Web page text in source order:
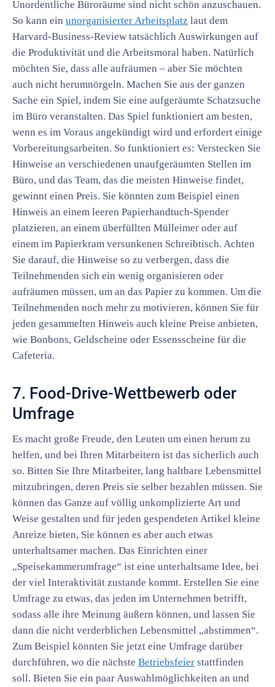
Unordentliche Büroräume sind nicht schön anzuschauen.
So kann ein unorganisierter Arbeitsplatz laut dem
Harvard-Business-Review tatsächlich Auswirkungen auf
die Produktivität und die Arbeitsmoral haben. Natürlich
möchten Sie, dass alle aufräumen – aber Sie möchten
auch nicht herumnörgeln. Machen Sie aus der ganzen
Sache ein Spiel, indem Sie eine aufgeräumte Schatzsuche
im Büro veranstalten. Das Spiel funktioniert am besten,
wenn es im Voraus angekündigt wird und erfordert einige
Vorbereitungsarbeiten. So funktioniert es: Verstecken Sie
Hinweise an verschiedenen unaufgeräumten Stellen im
Büro, und das Team, das die meisten Hinweise findet,
gewinnt einen Preis. Sie könnten zum Beispiel einen
Hinweis an einem leeren Papierhandtuch-Spender
platzieren, an einem überfüllten Mülleimer oder auf
einem im Papierkram versunkenen Schreibtisch. Achten
Sie darauf, die Hinweise so zu verbergen, dass die
Teilnehmenden sich ein wenig organisieren oder
aufräumen müssen, um an das Papier zu kommen. Um die
Teilnehmenden noch mehr zu motivieren, können Sie für
jeden gesammelten Hinweis auch kleine Preise anbieten,
wie Bonbons, Geldscheine oder Essensscheine für die
Cafeteria.
7. Food-Drive-Wettbewerb oder
Umfrage
Es macht große Freude, den Leuten um einen herum zu
helfen, und bei Ihren Mitarbeitern ist das sicherlich auch
so. Bitten Sie Ihre Mitarbeiter, lang haltbare Lebensmittel
mitzubringen, deren Preis sie selber bezahlen müssen. Sie
können das Ganze auf völlig unkomplizierte Art und
Weise gestalten und für jeden gespendeten Artikel kleine
Anreize bieten, Sie können es aber auch etwas
unterhaltsamer machen. Das Einrichten einer
„Speisekammerumfrage“ ist eine unterhaltsame Idee, bei
der viel Interaktivität zustande kommt. Erstellen Sie eine
Umfrage zu etwas, das jeden im Unternehmen betrifft,
sodass alle ihre Meinung äußern können, und lassen Sie
dann die nicht verderblichen Lebensmittel „abstimmen“.
Zum Beispiel könnten Sie jetzt eine Umfrage darüber
durchführen, wo die nächste Betriebsfeier stattfinden
soll. Bieten Sie ein paar Auswahlmöglichkeiten an und